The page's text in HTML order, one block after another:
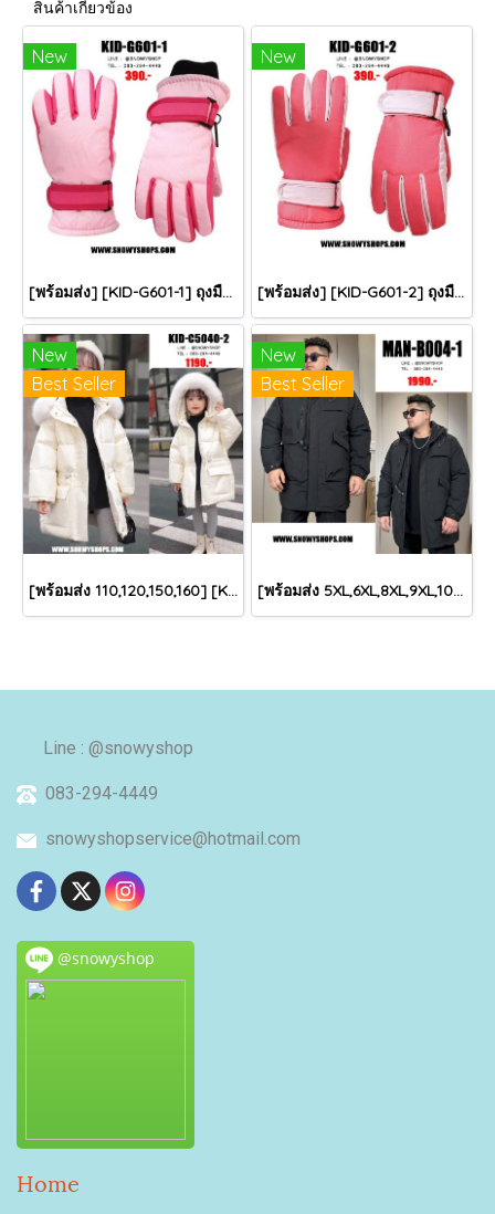
สินค้าเกี่ยวข้อง
New
[พร้อมส่ง] [KID-G601-1] ถุงมือกันหนาวเด็กสีชมพูอ่อน ซับขนด้านใน ใส่กันหนาวเล่นหิมะได้ (เหมาะสำหรับเด็ก 3-5ขวบ)
New
[พร้อมส่ง] [KID-G601-2] ถุงมือกันหนาวเด็กสีชมพูเข้ม ซับขนด้านใน ใส่กันหนาวเล่นหิมะได้ (เหมาะสำหรับเด็ก 3-5ขวบ)
New
Best Seller
[พร้อมส่ง 110,120,150,160] [KID-C5040-2] เสื้อโค้ทกันหนาวเด็กขนเป็ดสีขาว แขนยาว มีกระเป๋าสองข้าง แบบซิปด้านหน้า หมวกฮู้ดติดเฟอร์ฟรุ้งฟริ้งใส่ติดลบกันหนาว เล่นหิมะได้ค่ะ
New
Best Seller
[พร้อมส่ง 5XL,6XL,8XL,9XL,10XL] [Man-B004-1] Down Jackets BigSize เสื้อโค้ทขนเป็ดกันหนาวสีดำชายไซด์ใหญ่ มีหมวกฮู้ด ซิปด้านหน้า กันน้ำ ใส่กันหนาวติดลบได้อย่างดี
Line : @snowyshop
083-294-4449
snowyshopservice@hotmail.com
@snowyshop
Home